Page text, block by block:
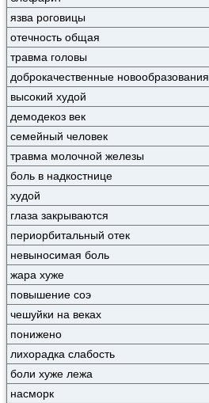
язва роговицы
отечность общая
травма головы
доброкачественные новообразования
высокий худой
демодекоз век
семейный человек
травма молочной железы
боль в надкостнице
худой
глаза закрываются
периорбитальный отек
невыносимая боль
жара хуже
повышение соэ
чешуйки на веках
понижено
лихорадка слабость
боли хуже лежа
насморк